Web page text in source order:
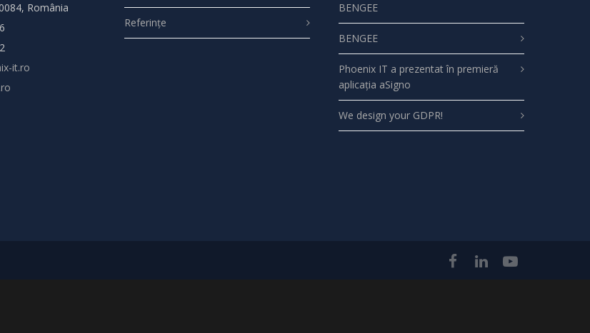
România
it.ro
Referințe
BENGEE
BENGEE
Phoenix IT a prezentat în premieră
aplicația aSigno
We design your GDPR!